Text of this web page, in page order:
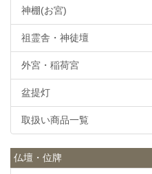
神棚(お宮)
祖霊舎・神徒壇
外宮・稲荷宮
盆提灯
取扱い商品一覧
仏壇・位牌